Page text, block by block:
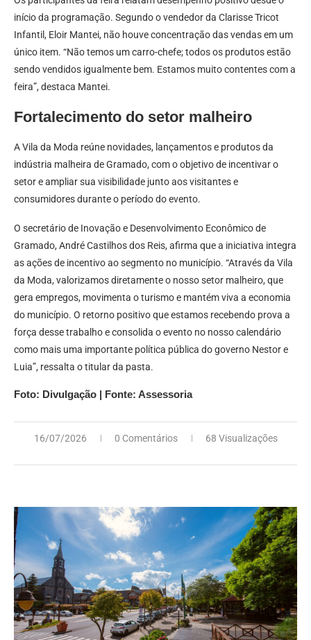
início da programação. Segundo o vendedor da Clarisse Tricot
Infantil, Eloir Mantei, não houve concentração das vendas em um
único item. “Não temos um carro-chefe; todos os produtos estão
sendo vendidos igualmente bem. Estamos muito contentes com a
feira”, destaca Mantei.
Fortalecimento do setor malheiro
A Vila da Moda reúne novidades, lançamentos e produtos da
indústria malheira de Gramado, com o objetivo de incentivar o
setor e ampliar sua visibilidade junto aos visitantes e
consumidores durante o período do evento.
O secretário de Inovação e Desenvolvimento Econômico de
Gramado, André Castilhos dos Reis, afirma que a iniciativa integra
as ações de incentivo ao segmento no município. “Através da Vila
da Moda, valorizamos diretamente o nosso setor malheiro, que
gera empregos, movimenta o turismo e mantém viva a economia
do município. O retorno positivo que estamos recebendo prova a
força desse trabalho e consolida o evento no nosso calendário
como mais uma importante política pública do governo Nestor e
Luia”, ressalta o titular da pasta.
Foto: Divulgação | Fonte: Assessoria
16/07/2026 0 Comentários 68 Visualizações